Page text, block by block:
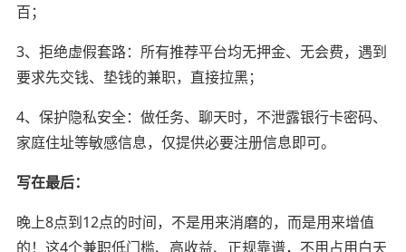
百；
3、拒绝虚假套路：所有推荐平台均无押金、无会费，遇到
要求先交钱、垫钱的兼职，直接拉黑；
4、保护隐私安全：做任务、聊天时，不泄露银行卡密码、
家庭住址等敏感信息，仅提供必要注册信息即可。
写在最后：
晚上8点到12点的时间，不是用来消磨的，而是用来增值
的！这4个兼职低门槛、高收益、正规靠谱，不用占用白天